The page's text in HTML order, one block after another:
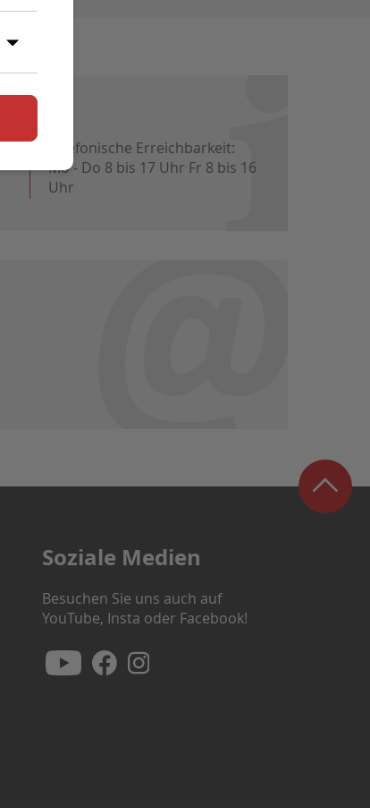
Telefonische Erreichbarkeit:
Mo - Do 8 bis 17 Uhr Fr 8 bis 16
Uhr
Soziale Medien
Besuchen Sie uns auch auf
YouTube, Insta oder Facebook!